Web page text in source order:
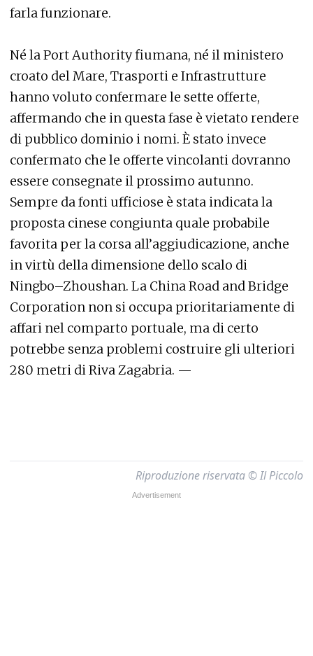
farla funzionare.
Né la Port Authority fiumana, né il ministero
croato del Mare, Trasporti e Infrastrutture
hanno voluto confermare le sette offerte,
affermando che in questa fase è vietato rendere
di pubblico dominio i nomi. È stato invece
confermato che le offerte vincolanti dovranno
essere consegnate il prossimo autunno.
Sempre da fonti ufficiose è stata indicata la
proposta cinese congiunta quale probabile
favorita per la corsa all’aggiudicazione, anche
in virtù della dimensione dello scalo di
Ningbo–Zhoushan. La China Road and Bridge
Corporation non si occupa prioritariamente di
affari nel comparto portuale, ma di certo
potrebbe senza problemi costruire gli ulteriori
280 metri di Riva Zagabria. —
Riproduzione riservata © Il Piccolo